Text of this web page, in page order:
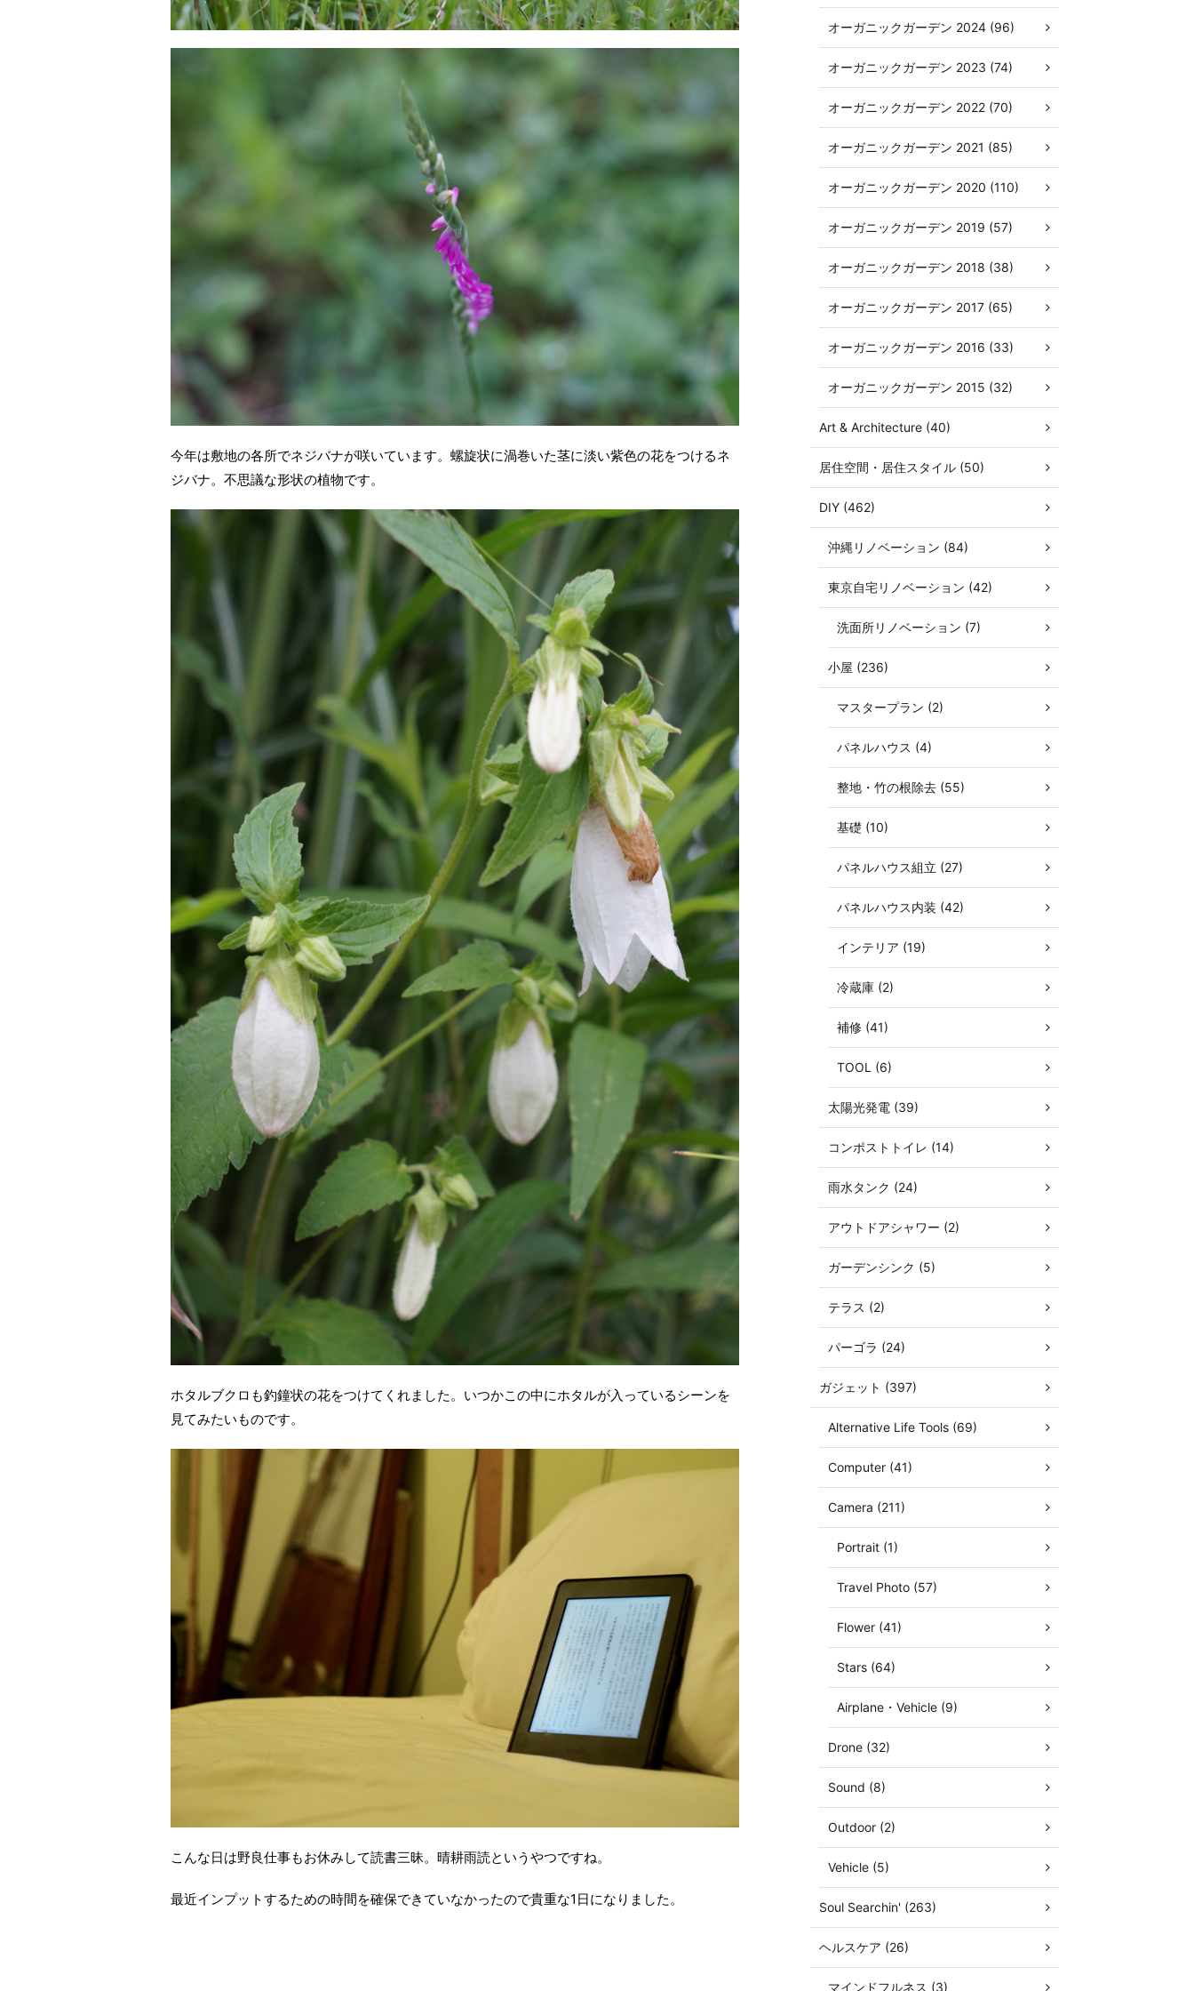
今年は敷地の各所でネジバナが咲いています。螺旋状に渦巻いた茎に淡い紫色の花をつけるネ
ジバナ。不思議な形状の植物です。
ホタルブクロも釣鐘状の花をつけてくれました。いつかこの中にホタルが入っているシーンを
見てみたいものです。
こんな日は野良仕事もお休みして読書三昧。晴耕雨読というやつですね。
最近インプットするための時間を確保できていなかったので貴重な1日になりました。
オーガニックガーデン 2024 (96)
オーガニックガーデン 2023 (74)
オーガニックガーデン 2022 (70)
オーガニックガーデン 2021 (85)
オーガニックガーデン 2020 (110)
オーガニックガーデン 2019 (57)
オーガニックガーデン 2018 (38)
オーガニックガーデン 2017 (65)
オーガニックガーデン 2016 (33)
オーガニックガーデン 2015 (32)
Art & Architecture (40)
居住空間・居住スタイル (50)
DIY (462)
沖縄リノベーション (84)
東京自宅リノベーション (42)
洗面所リノベーション (7)
小屋 (236)
マスタープラン (2)
パネルハウス (4)
整地・竹の根除去 (55)
基礎 (10)
パネルハウス組立 (27)
パネルハウス内装 (42)
インテリア (19)
冷蔵庫 (2)
補修 (41)
TOOL (6)
太陽光発電 (39)
コンポストトイレ (14)
雨水タンク (24)
アウトドアシャワー (2)
ガーデンシンク (5)
テラス (2)
パーゴラ (24)
ガジェット (397)
Alternative Life Tools (69)
Computer (41)
Camera (211)
Portrait (1)
Travel Photo (57)
Flower (41)
Stars (64)
Airplane・Vehicle (9)
Drone (32)
Sound (8)
Outdoor (2)
Vehicle (5)
Soul Searchin' (263)
ヘルスケア (26)
マインドフルネス (3)